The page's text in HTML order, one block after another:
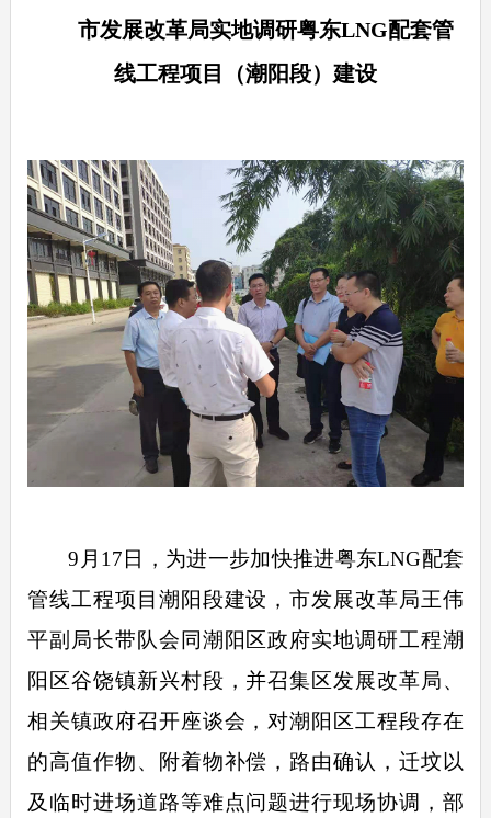
市发展改革局实地调研粤东LNG配套管
线工程项目（潮阳段）建设
9 月 17 日，为进一步加快推进粤东LNG配套
管线工程项目 潮阳段建设，市发展改革局王伟
平副局长带队会同潮阳区政府实地调研工程潮
阳区谷饶镇新兴村段，并召集区发展改革局、
相关镇政府召开座谈会，对潮阳区工程段存在
的高值作物、附着物补偿，路由确认，迁坟以
及临时进场道路等难点问题进行现场协调，部